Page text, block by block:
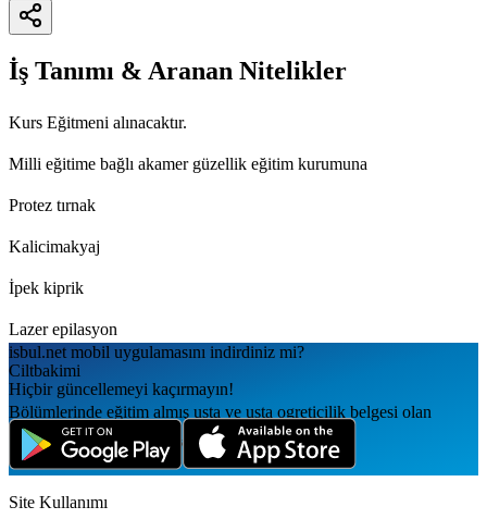
İş Tanımı & Aranan Nitelikler
Kurs Eğitmeni alınacaktır.
Milli eğitime bağlı akamer güzellik eğitim kurumuna
Protez tırnak
Kalicimakyaj
İpek kiprik
Lazer epilasyon
Ciltbakimi
Bölümlerinde eğitim almış usta ve usta ogreticilik belgesi olan
çalışma arkadaşları aranıyor
isbul.net mobil uygulamаsını indirdiniz mi?
Hiçbir güncellemeyi kaçırmayın!
Site Kullanımı